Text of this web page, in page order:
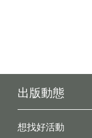
出版動態
想找好活動